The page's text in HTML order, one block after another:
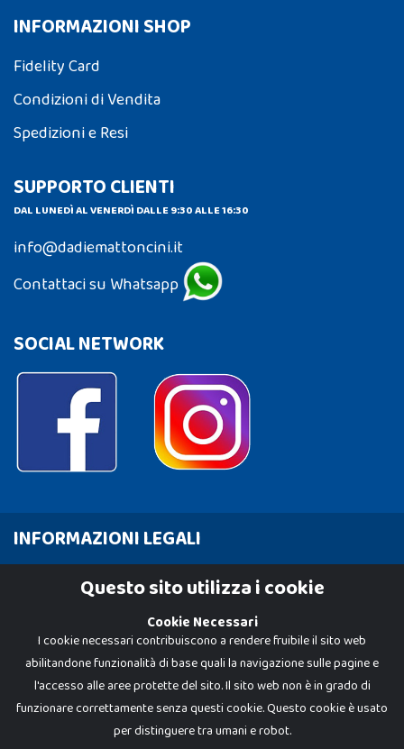
INFORMAZIONI SHOP
Fidelity Card
Condizioni di Vendita
Spedizioni e Resi
SUPPORTO CLIENTI
DAL LUNEDÌ AL VENERDÌ DALLE 9:30 ALLE 16:30
info@dadiemattoncini.it
Contattaci su Whatsapp
SOCIAL NETWORK
INFORMAZIONI LEGALI
Cookie PolicyQuesto sito utilizza i cookie
Cookie Necessari
I cookie necessari contribuiscono a rendere fruibile il sito web
abilitandone funzionalità di base quali la navigazione sulle pagine e
l'accesso alle aree protette del sito. Il sito web non è in grado di
funzionare correttamente senza questi cookie. Questo cookie è usato
per distinguere tra umani e robot.